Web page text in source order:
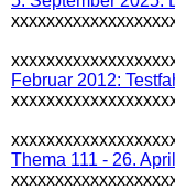
Februar 2012:
Thema 111 - 26.